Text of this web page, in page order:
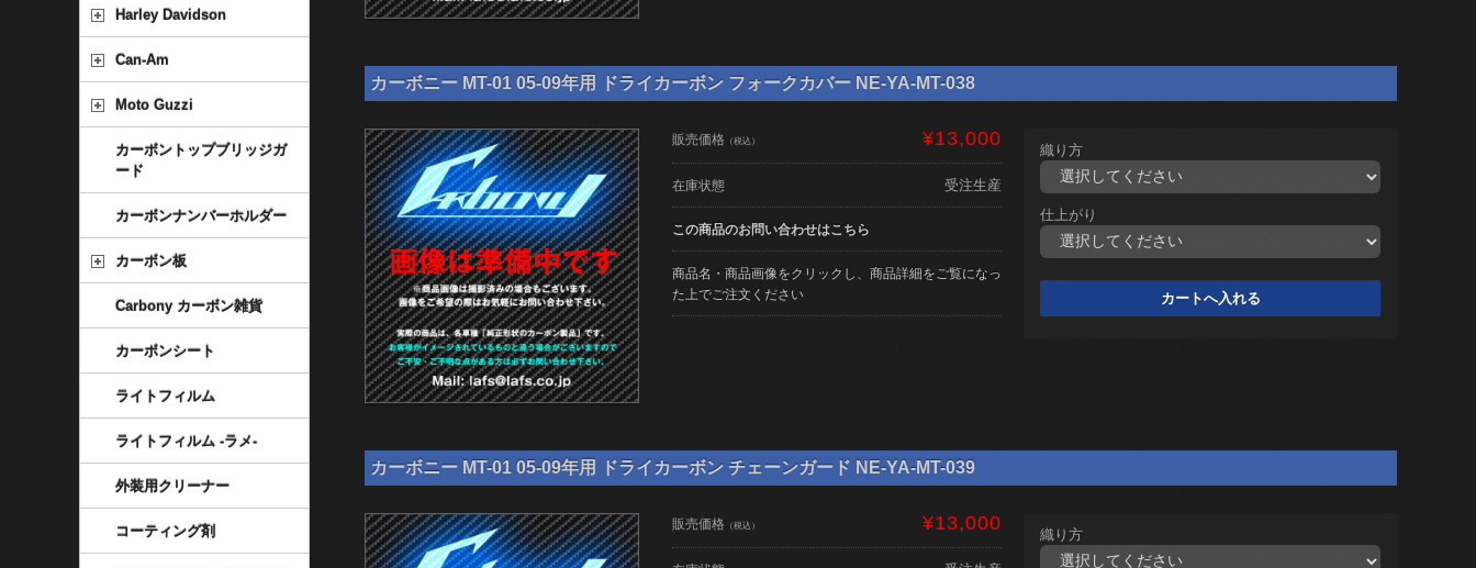
カーボニー MT-01 05-09年用 ドライカーボン フォークカバー NE-YA-MT-038
販売価格 （税込） ¥13,000
在庫状態 受注生産
この商品のお問い合わせはこちら
商品名・商品画像をクリックし、商品詳細をご覧になっ
た上でご注文ください
織り方
仕上がり
カーボニー MT-01 05-09年用 ドライカーボン チェーンガード NE-YA-MT-039
販売価格 （税込） ¥13,000
織り方
Harley Davidson
Can-Am
Moto Guzzi
カーボントップブリッジガ
ード
カーボンナンバーホルダー
カーボン板
Carbony カーボン雑貨
カーボンシート
ライトフィルム
ライトフィルム -ラメ-
外装用クリーナー
コーティング剤